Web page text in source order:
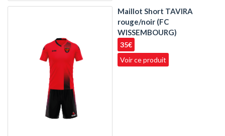
Maillot Short TAVIRA
rouge/noir (FC
WISSEMBOURG)
35€
Voir ce produit